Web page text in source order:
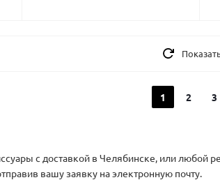
1 2 3
с доставкой в Челябинске, или
вашу заявку на электронную почту.